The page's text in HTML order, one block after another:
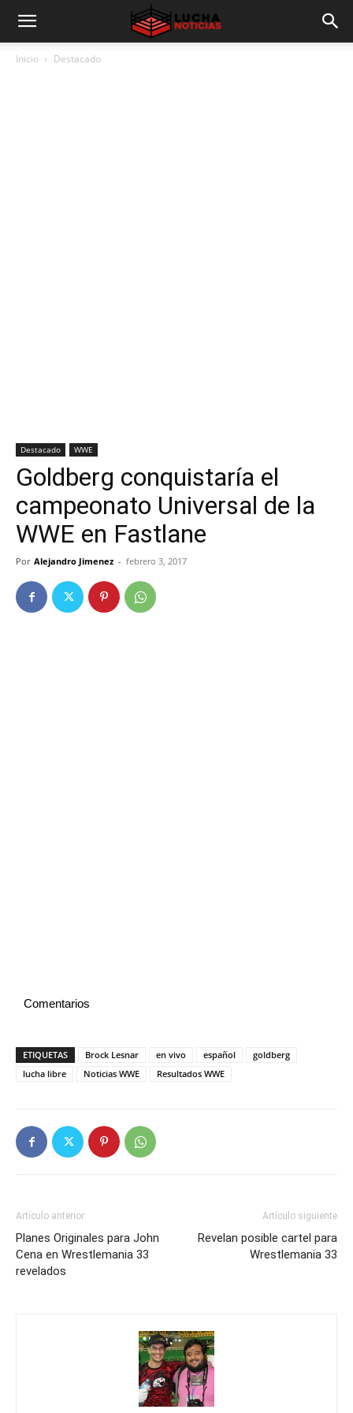
Inicio Destacado
Destacado WWE
Goldberg conquistaría el
campeonato Universal de la
WWE en Fastlane
Por Alejandro Jimenez - febrero 3, 2017
Comentarios
ETIQUETAS Brock Lesnar en vivo español
goldberg
lucha libre
Noticias WWE Resultados WWE
Artículo anterior
Planes Originales para John
Cena en Wrestlemania 33
revelados
Artículo siguiente
Revelan posible cartel para
Wrestlemania 33